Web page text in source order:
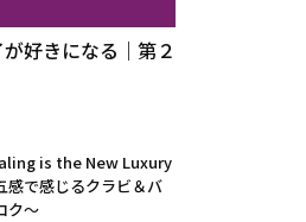
好きになる｜第２
is the New Luxury
感で感じるクラビ＆バ
ク～